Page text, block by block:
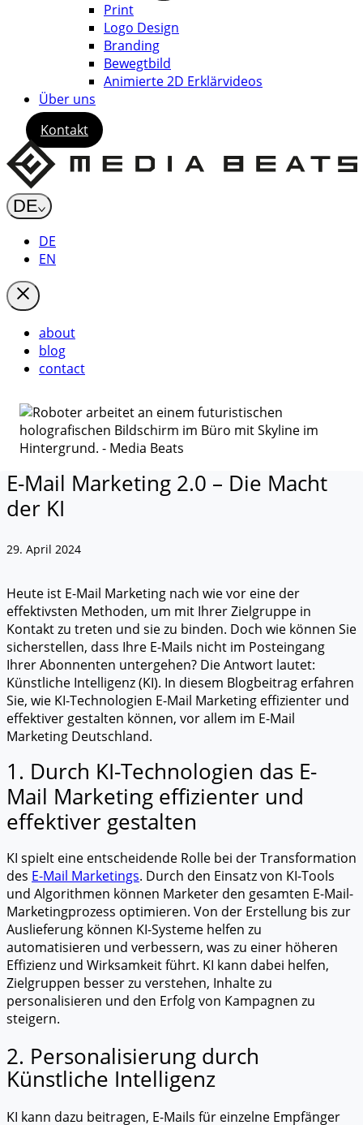
Print
Logo Design
Branding
Bewegtbild
Animierte 2D Erklärvideos
Über uns
Kontakt
DE
DE
EN
about
blog
contact
E-Mail Marketing 2.0 – Die Macht
der KI
29. April 2024
Heute ist E-Mail Marketing nach wie vor eine der
effektivsten Methoden, um mit Ihrer Zielgruppe in
Kontakt zu treten und sie zu binden. Doch wie können Sie
sicherstellen, dass Ihre E-Mails nicht im Posteingang
Ihrer Abonnenten untergehen? Die Antwort lautet:
Künstliche Intelligenz (KI). In diesem Blogbeitrag erfahren
Sie, wie KI-Technologien E-Mail Marketing effizienter und
effektiver gestalten können, vor allem im E-Mail
Marketing Deutschland.
1. Durch KI-Technologien das E-
Mail Marketing effizienter und
effektiver gestalten
KI spielt eine entscheidende Rolle bei der Transformation
des E-Mail Marketings. Durch den Einsatz von KI-Tools
und Algorithmen können Marketer den gesamten E-Mail-
Marketingprozess optimieren. Von der Erstellung bis zur
Auslieferung können KI-Systeme helfen zu
automatisieren und verbessern, was zu einer höheren
Effizienz und Wirksamkeit führt. KI kann dabei helfen,
Zielgruppen besser zu verstehen, Inhalte zu
personalisieren und den Erfolg von Kampagnen zu
steigern.
2. Personalisierung durch
Künstliche Intelligenz
KI kann dazu beitragen, E-Mails für einzelne Empfänger